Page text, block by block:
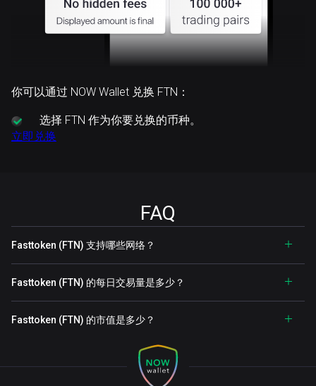
你可以通过 NOW Wallet 兑换 FTN：
选择 FTN 作为你要兑换的币种。
立即兑换
FAQ
Fasttoken (FTN) 支持哪些网络？
Fasttoken (FTN) 的每日交易量是多少？
Fasttoken (FTN) 的市值是多少？